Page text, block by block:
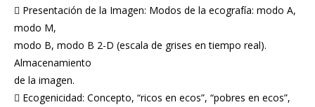
 Presentación de la Imagen: Modos de la ecografía: modo A,
modo M,
modo B, modo B 2-D (escala de grises en tiempo real).
Almacenamiento
de la imagen.
 Ecogenicidad: Concepto, “ricos en ecos”, “pobres en ecos”,